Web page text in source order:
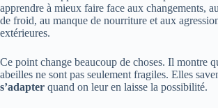
apprendre à mieux faire face aux changements,
de froid, au manque de nourriture et aux
extérieures.
Ce point change beaucoup de choses. Il montre
abeilles ne sont pas seulement fragiles. Elles
s’adapter quand on leur en laisse la possibilité.